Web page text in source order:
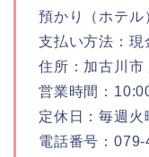
預かり（ホテル
支払い方法：現
住所：加古川
営業時間：
定休日：毎週火
電話番号：